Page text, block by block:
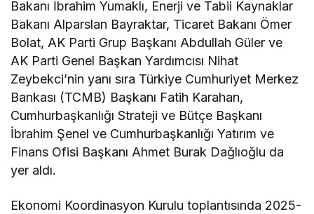
Bakanı İbrahim Yumaklı, Enerji ve Tabii Kaynaklar
Bakanı Alparslan Bayraktar, Ticaret Bakanı Ömer
Bolat, AK Parti Grup Başkanı Abdullah Güler ve
AK Parti Genel Başkan Yardımcısı Nihat
Zeybekci’nin yanı sıra Türkiye Cumhuriyet Merkez
Bankası (TCMB) Başkanı Fatih Karahan,
Cumhurbaşkanlığı Strateji ve Bütçe Başkanı
İbrahim Şenel ve Cumhurbaşkanlığı Yatırım ve
Finans Ofisi Başkanı Ahmet Burak Dağlıoğlu da
yer aldı.
Ekonomi Koordinasyon Kurulu toplantısında 2025-